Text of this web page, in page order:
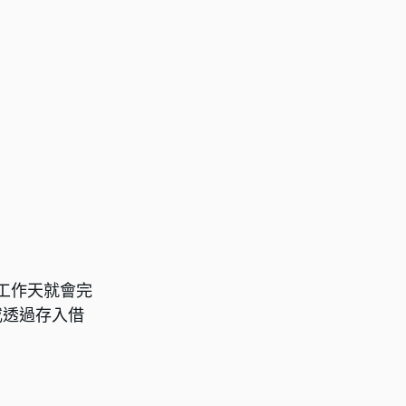
作天就會完
過存入借